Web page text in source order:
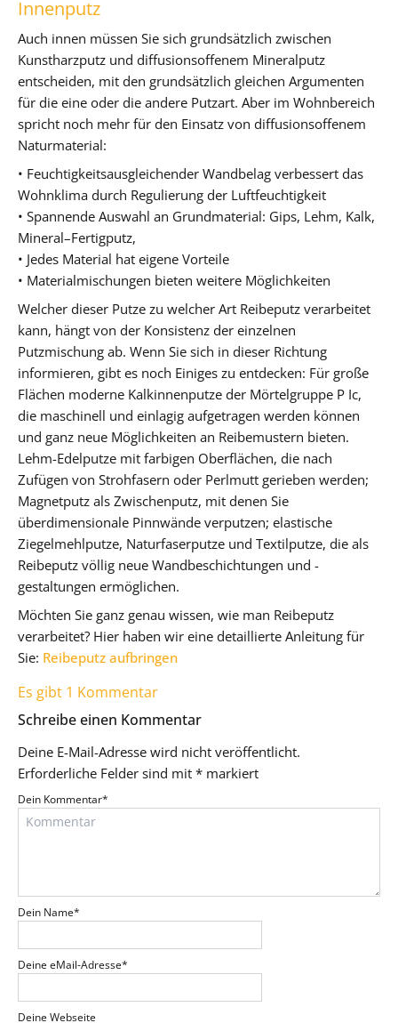
Innenputz
Auch innen müssen Sie sich grundsätzlich zwischen
Kunstharzputz und diffusionsoffenem Mineralputz
entscheiden, mit den grundsätzlich gleichen Argumenten
für die eine oder die andere Putzart. Aber im Wohnbereich
spricht noch mehr für den Einsatz von diffusionsoffenem
Naturmaterial:
• Feuchtigkeitsausgleichender Wandbelag verbessert das
Wohnklima durch Regulierung der Luftfeuchtigkeit
• Spannende Auswahl an Grundmaterial: Gips, Lehm, Kalk,
Mineral–Fertigputz,
• Jedes Material hat eigene Vorteile
• Materialmischungen bieten weitere Möglichkeiten
Welcher dieser Putze zu welcher Art Reibeputz verarbeitet
kann, hängt von der Konsistenz der einzelnen
Putzmischung ab. Wenn Sie sich in dieser Richtung
informieren, gibt es noch Einiges zu entdecken: Für große
Flächen moderne Kalkinnenputze der Mörtelgruppe P Ic,
die maschinell und einlagig aufgetragen werden können
und ganz neue Möglichkeiten an Reibemustern bieten.
Lehm-Edelputze mit farbigen Oberflächen, die nach
Zufügen von Strohfasern oder Perlmutt gerieben werden;
Magnetputz als Zwischenputz, mit denen Sie
überdimensionale Pinnwände verputzen; elastische
Ziegelmehlputze, Naturfaserputze und Textilputze, die als
Reibeputz völlig neue Wandbeschichtungen und -
gestaltungen ermöglichen.
Möchten Sie ganz genau wissen, wie man Reibeputz
verarbeitet? Hier haben wir eine detaillierte Anleitung für
Sie: Reibeputz aufbringen
Es gibt 1 Kommentar
Schreibe einen Kommentar
Deine E-Mail-Adresse wird nicht veröffentlicht.
Erforderliche Felder sind mit * markiert
Dein Kommentar*
Dein Name*
Deine eMail-Adresse*
Deine Webseite